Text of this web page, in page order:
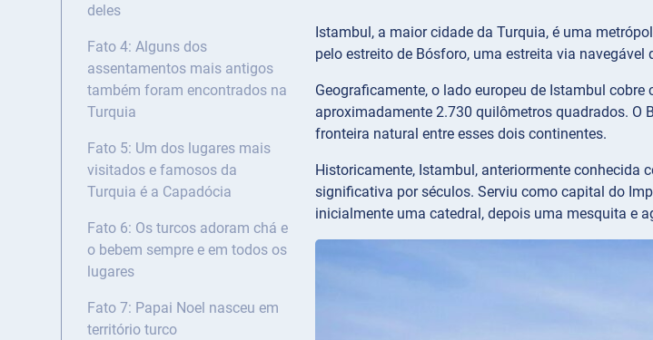
deles
Fato 4: Alguns dos
assentamentos mais antigos
também foram encontrados na
Turquia
Fato 5: Um dos lugares mais
visitados e famosos da
Turquia é a Capadócia
Fato 6: Os turcos adoram chá e
o bebem sempre e em todos os
lugares
Fato 7: Papai Noel nasceu em
território turco
Istambul, a maior cidade da Turquia, é uma
pelo estreito de Bósforo, uma estreita via
Geograficamente, o lado europeu de Istambul
aproximadamente 2.730 quilômetros quadrados. O
fronteira natural entre esses dois continentes.
Historicamente, Istambul, anteriormente conhecida
significativa por séculos. Serviu como capital do
inicialmente uma catedral, depois uma mesquita e